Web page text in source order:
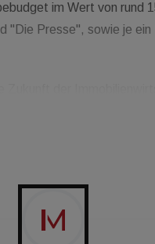
im Wert von rund
"Die Presse", sowie je
hier